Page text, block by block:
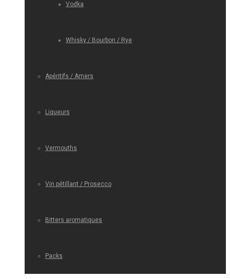
Vodka
Whisky / Bourbon / Rye
Apéritifs / Amers
Liqueurs
Vermouths
Vin pétillant / Prosecco
Bitters aromatiques
Packs